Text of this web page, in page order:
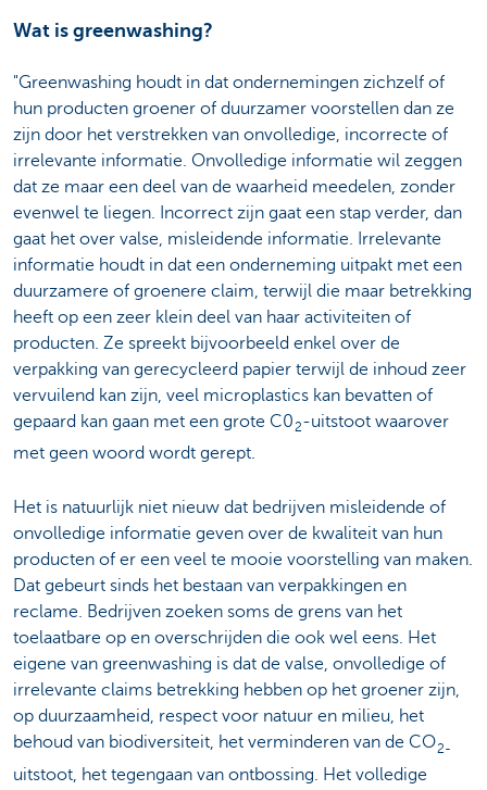
Wat is greenwashing?
"Greenwashing houdt in dat ondernemingen zichzelf of
hun producten groener of duurzamer voorstellen dan ze
zijn door het verstrekken van onvolledige, incorrecte of
irrelevante informatie. Onvolledige informatie wil zeggen
dat ze maar een deel van de waarheid meedelen, zonder
evenwel te liegen. Incorrect zijn gaat een stap verder, dan
gaat het over valse, misleidende informatie. Irrelevante
informatie houdt in dat een onderneming uitpakt met een
duurzamere of groenere claim, terwijl die maar betrekking
heeft op een zeer klein deel van haar activiteiten of
producten. Ze spreekt bijvoorbeeld enkel over de
verpakking van gerecycleerd papier terwijl de inhoud zeer
vervuilend kan zijn, veel microplastics kan bevatten of
gepaard kan gaan met een grote C02-uitstoot waarover
met geen woord wordt gerept.
Het is natuurlijk niet nieuw dat bedrijven misleidende of
onvolledige informatie geven over de kwaliteit van hun
producten of er een veel te mooie voorstelling van maken.
Dat gebeurt sinds het bestaan van verpakkingen en
reclame. Bedrijven zoeken soms de grens van het
toelaatbare op en overschrijden die ook wel eens. Het
eigene van greenwashing is dat de valse, onvolledige of
irrelevante claims betrekking hebben op het groener zijn,
op duurzaamheid, respect voor natuur en milieu, het
behoud van biodiversiteit, het verminderen van de CO2-
uitstoot, het tegengaan van ontbossing. Het volledige